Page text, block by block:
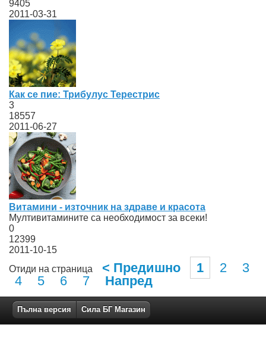
9405
2011-03-31
Как се пие: Трибулус Терестрис
3
18557
2011-06-27
Витамини - източник на здраве и красота
Мултивитамините са необходимост за всеки!
0
12399
2011-10-15
Отиди на страница
< Предишно 1 2
3
4
5 6 7 Напред
Пълна версия Сила БГ Магазин